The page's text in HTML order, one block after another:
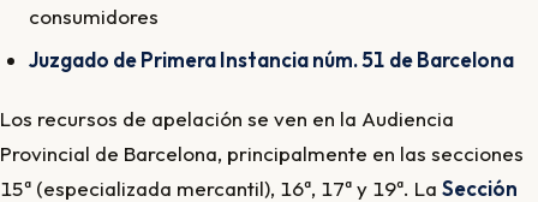
consumidores
Juzgado de Primera Instancia núm. 51 de Barcelona
Los recursos de apelación se ven en la Audiencia
Provincial de Barcelona, principalmente en las secciones
15ª (especializada mercantil), 16ª, 17ª y 19ª. La Sección